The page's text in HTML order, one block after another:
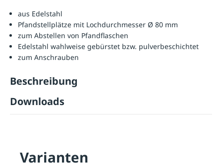
aus Edelstahl
Pfandstellplätze mit Lochdurchmesser Ø 80 mm
zum Abstellen von Pfandflaschen
Edelstahl wahlweise gebürstet bzw. pulverbeschichtet
zum Anschrauben
Beschreibung
Downloads
Varianten